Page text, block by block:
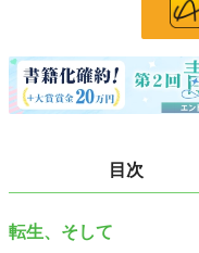
仕向けるのはちょっと申し訳
クレバーな立ち振る舞いによ
と思ったら、婚約の儀の当日、
その日の夜、俺はゲームの告
この作品は以前投稿した「転生
目次
転生、そして